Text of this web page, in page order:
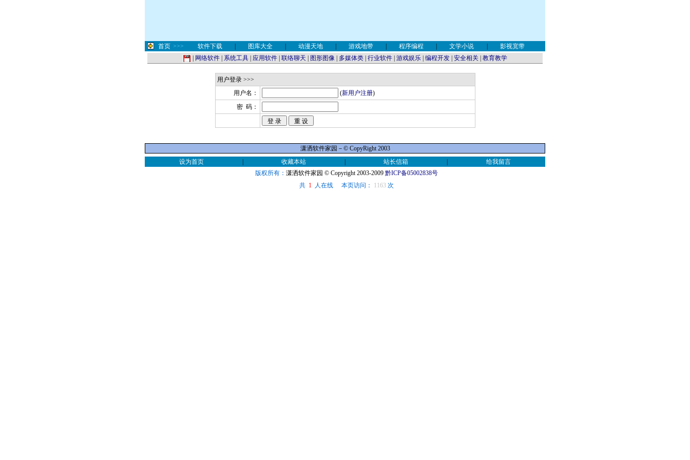
首页 >>> 软件下载 | 图库大全 | 动漫天地 | 游戏地带 | 程序编程 | 文学小说 |
影视宽带
网络软件 系统工具 应用软件 联络聊天 图形图像 多媒体类 行业软件 游戏娱乐 编程开发 安全相关 教育教学
用户登录 >>>
用户名：
(新用户注册)
密 码：
潇洒软件家园－© CopyRight 2003
设为首页
| 收藏本站 | 站长信箱 |
给我留言
版权所有： 潇洒软件家园 © Copyright 2003-2009 黔ICP备05002838号
共
人在线 本页访问： 1163 次